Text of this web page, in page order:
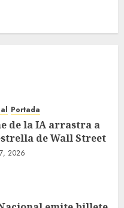
Portada
de la IA arrastra a
de Wall Street
2026